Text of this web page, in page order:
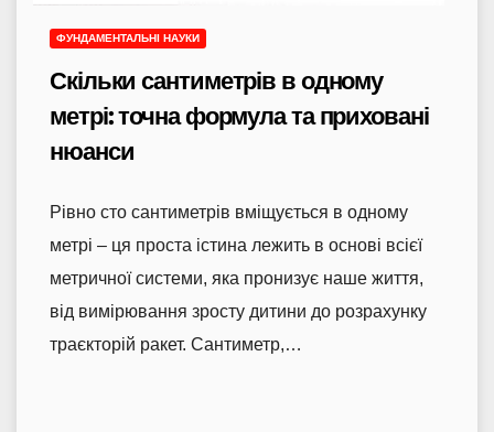
ФУНДАМЕНТАЛЬНІ НАУКИ
Скільки сантиметрів в одному
метрі: точна формула та приховані
нюанси
Рівно сто сантиметрів вміщується в одному
метрі – ця проста істина лежить в основі всієї
метричної системи, яка пронизує наше життя,
від вимірювання зросту дитини до розрахунку
траєкторій ракет. Сантиметр,…